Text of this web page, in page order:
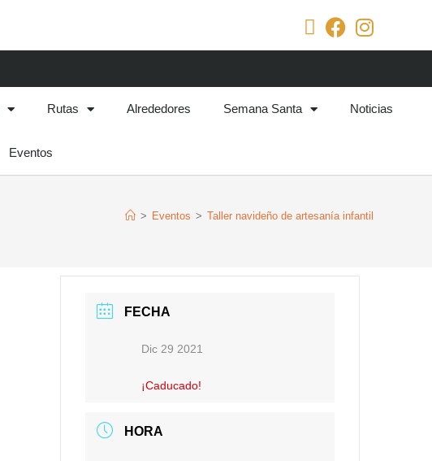
Rutas Alrededores Semana Santa Noticias
Eventos
> Eventos > Taller navideño de artesanía infantil
FECHA
Dic 29 2021
¡Caducado!
HORA